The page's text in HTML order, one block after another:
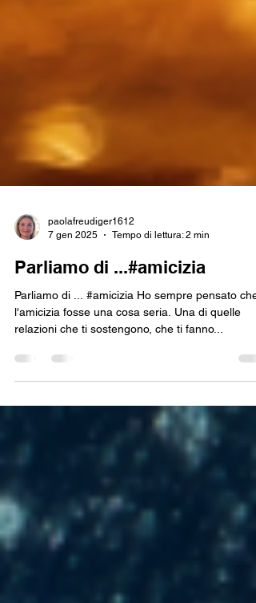
paolafreudiger1612
Tempo di lettura: 2 min
Parliamo di ...#amicizia
Parliamo di ... #amicizia Ho sempre pensato che
l'amicizia fosse una cosa seria. Una di quelle